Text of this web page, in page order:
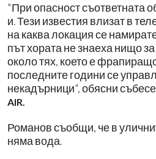
"При опасност съответната
и. Тези известия влизат в
на каква локация се
път хората не знаеха нищо
около тях, което е
последните години се
некадърници", обясни
AIR.
Романов съобщи, че в
няма вода.